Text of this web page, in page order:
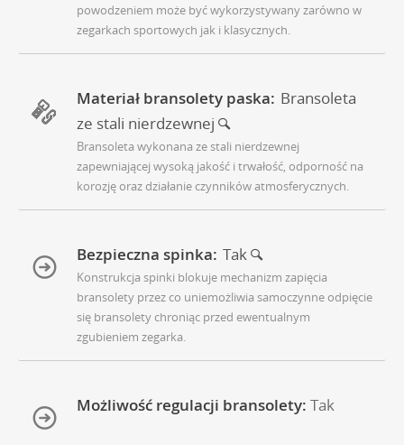
powodzeniem może być wykorzystywany zarówno w
zegarkach sportowych jak i klasycznych.
Materiał bransolety paska: Bransoleta
ze stali nierdzewnej
Bransoleta wykonana ze stali nierdzewnej
zapewniającej wysoką jakość i trwałość, odporność na
korozję oraz działanie czynników atmosferycznych.
Bezpieczna spinka: Tak
Konstrukcja spinki blokuje mechanizm zapięcia
bransolety przez co uniemożliwia samoczynne odpięcie
się bransolety chroniąc przed ewentualnym
zgubieniem zegarka.
Możliwość regulacji bransolety: Tak